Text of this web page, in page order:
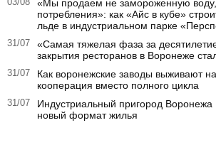
«Мы продаем не замороженную
потребления»: как «Айс в кубе»
льде в индустриальном парке
31/07
«Самая тяжелая фаза за
закрытия ресторанов в Воронеже
31/07
Как воронежские заводы выживают
кооперация вместо полного цикла
31/07
Индустриальный пригород Воронежа
новый формат жилья